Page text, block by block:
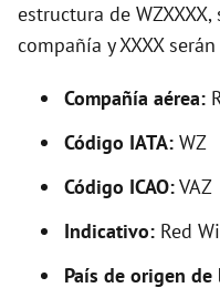
estructura de
compañía y XXXX
Compañía aérea:
Código IATA: WZ
Código ICAO:VAZ
Indicativo: Red
País de origen